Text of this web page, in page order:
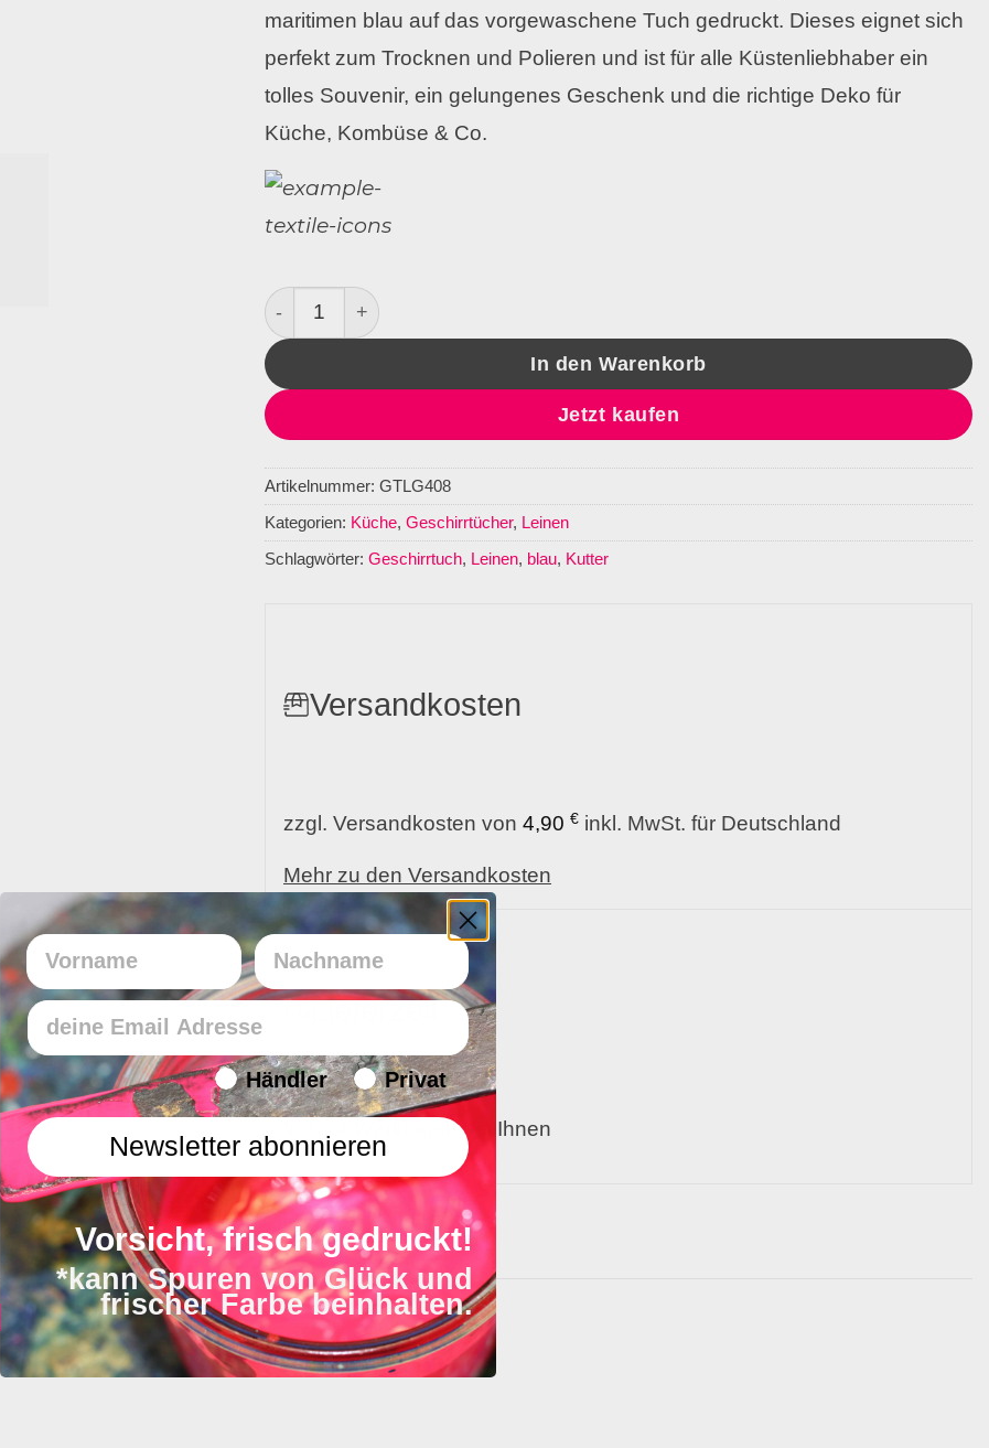
maritimen blau auf das vorgewaschene Tuch gedruckt. Dieses eignet sich
perfekt zum Trocknen und Polieren und ist für alle Küstenliebhaber ein
tolles Souvenir, ein gelungenes Geschenk und die richtige Deko für
Küche, Kombüse & Co.
Geschirrtuch Leinen Kutter Menge
In den Warenkorb
Jetzt kaufen
Artikelnummer: GTLG408
Kategorien: Küche, Geschirrtücher, Leinen
Schlagwörter: Geschirrtuch, Leinen, blau, Kutter
Versandkosten
zzgl. Versandkosten von 4,90 € inkl. MwSt. für Deutschland
Mehr zu den Versandkosten
Lieferzeit
In 1 - 4 Werktagen bei Ihnen
…
Vorname Nachname
Email
Endverbraucher/Haendler
Händler Privat
Newsletter abonnieren
Vorsicht, frisch gedruckt!
*kann Spuren von Glück und
frischer Farbe beinhalten.